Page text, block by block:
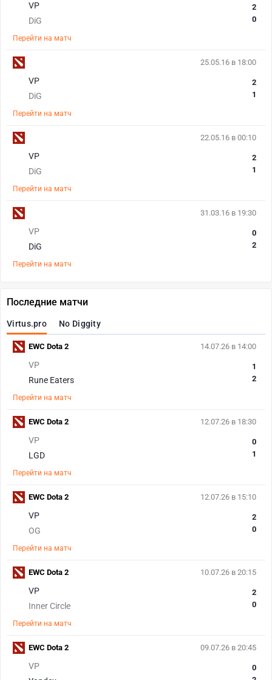
VP
DiG
2
0
Перейти на матч
25.05.16 в 18:00
VP
DiG
2
1
Перейти на матч
22.05.16 в 00:10
VP
DiG
2
1
Перейти на матч
31.03.16 в 19:30
VP
DiG
0
2
Перейти на матч
Последние матчи
Virtus.pro No Diggity
14.07.26 в 14:00
VP
Rune Eaters
1
2
Перейти на матч
EWC Dota 2
12.07.26 в 18:30
VP
LGD
0
1
Перейти на матч
EWC Dota 2
12.07.26 в 15:10
VP
OG
2
0
Перейти на матч
EWC Dota 2
10.07.26 в 20:15
VP
Inner Circle
2
0
Перейти на матч
EWC Dota 2
09.07.26 в 20:45
VP
0
EWC Dota 2